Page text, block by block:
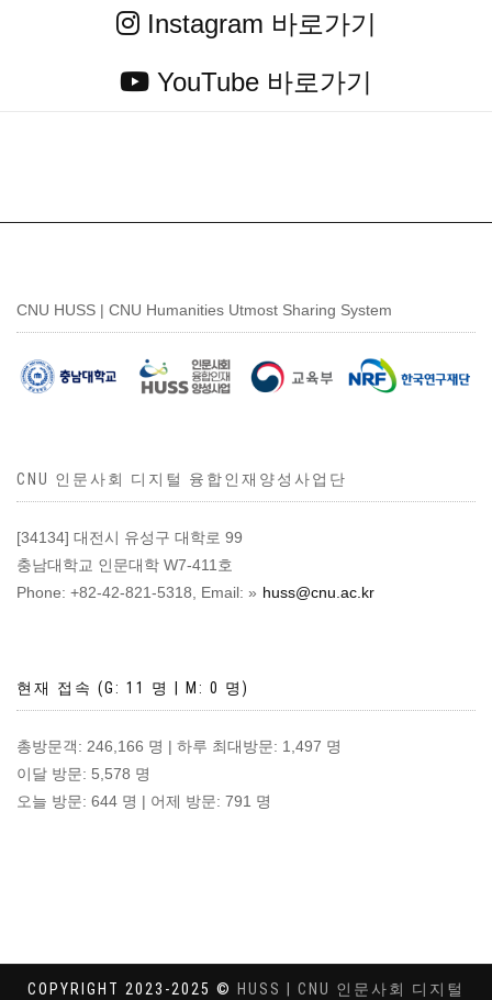
Instagram 바로가기
YouTube 바로가기
CNU HUSS | CNU Humanities Utmost Sharing System
CNU 인문사회 디지털 융합인재양성사업단
[34134] 대전시 유성구 대학로 99
충남대학교 인문대학 W7-411호
Phone: +82-42-821-5318, Email:
huss@cnu.ac.kr
현재 접속 (G: 11 명 | M: 0 명)
총방문객: 246,166 명 | 하루 최대방문: 1,497 명
이달 방문: 5,578 명
오늘 방문: 644 명 | 어제 방문: 791 명
COPYRIGHT 2023-2025 © HUSS | CNU 인문사회 디지털